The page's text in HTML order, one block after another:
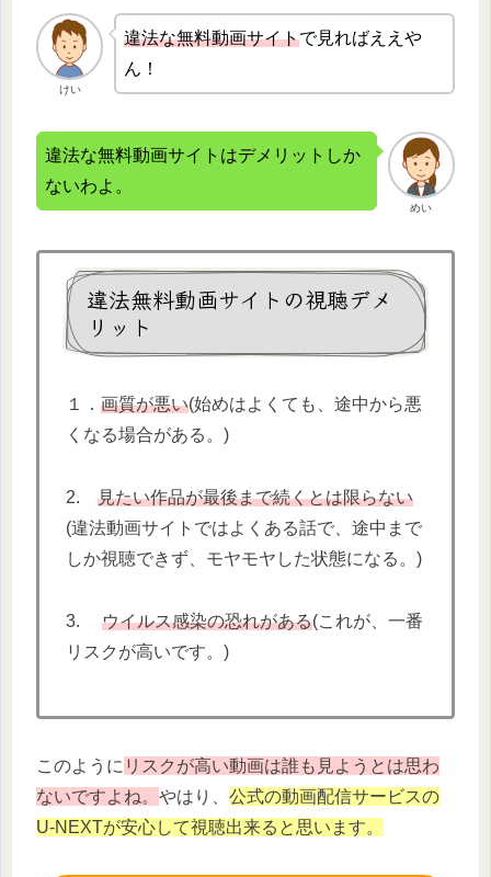
けい
違法な無料動画サイトで見ればええや
ん！
めい
違法な無料動画サイトはデメリットしか
ないわよ。
違法無料動画サイトの視聴デメ
リット
１． 画質が悪い(始めはよくても、途中から悪
くなる場合がある。)
2. 見たい作品が最後まで続くとは限らない
(違法動画サイトではよくある話で、途中まで
しか視聴できず、モヤモヤした状態になる。)
3. ウイルス感染の恐れがある(これが、一番
リスクが高いです。)
このように リスクが高い動画は誰も見ようとは思わ
ないですよね。 やはり、 公式の動画配信サービスの
U-NEXTが安心して視聴出来ると思います。